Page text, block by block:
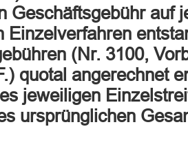
Geschäftsgebühr auf
Einzelverfahren
(Nr. 3100,
quotal angerechnet
jeweiligen
ursprünglichen